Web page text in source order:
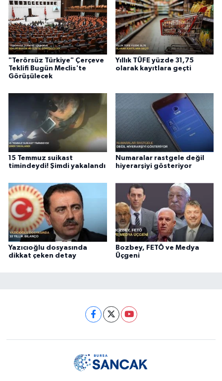
"Terörsüz Türkiye" Çerçeve
Teklifi Bugün Meclis'te
Görüşülecek
Yıllık TÜFE yüzde 31,75
olarak kayıtlara geçti
15 Temmuz suikast
timindeydi! Şimdi yakalandı
Numaralar rastgele değil
hiyerarşiyi gösteriyor
Yazıcıoğlu dosyasında
dikkat çeken detay
Bozbey, FETÖ ve Medya
Üçgeni